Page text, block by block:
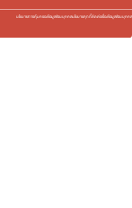
นโยบายการคุ้มครองข้อมูลส่วนบุคคลนโยบายคุกกี้ติดต่อเรื่องข้อมูลส่วนบุคคล